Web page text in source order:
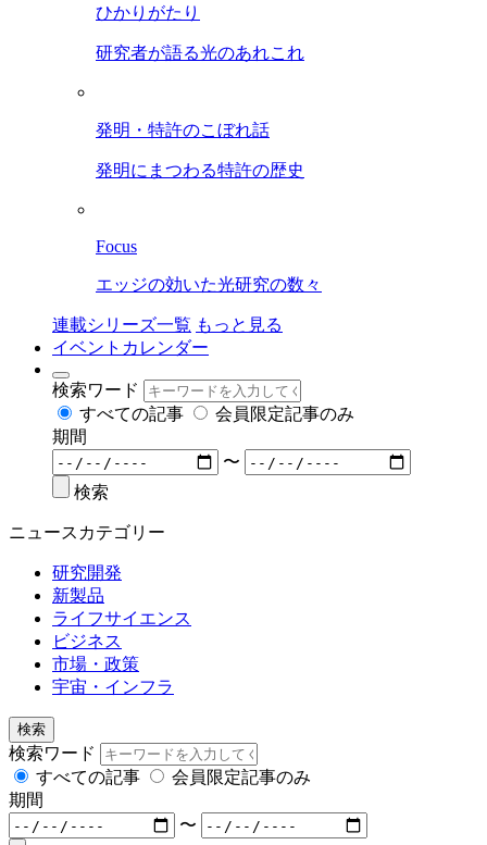
ひかりがたり
研究者が語る光のあれこれ
発明・特許のこぼれ話
発明にまつわる特許の歴史
Focus
エッジの効いた光研究の数々
連載シリーズ一覧 もっと見る
イベントカレンダー
検索ワード
すべての記事
会員限定記事のみ
期間
〜
検索
ニュースカテゴリー
研究開発
新製品
ライフサイエンス
ビジネス
市場・政策
宇宙・インフラ
検索
検索ワード
すべての記事
会員限定記事のみ
期間
〜